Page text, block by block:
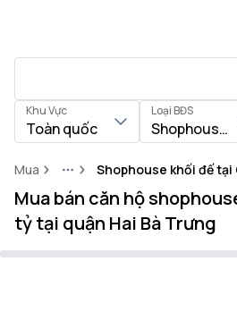
Khu Vực
Toàn quốc
Loại BĐS
Shophouse
Mua MoreShophouse khối đế tại
Mua bán căn hộ
tỷ tại quận Hai Bà Trưng